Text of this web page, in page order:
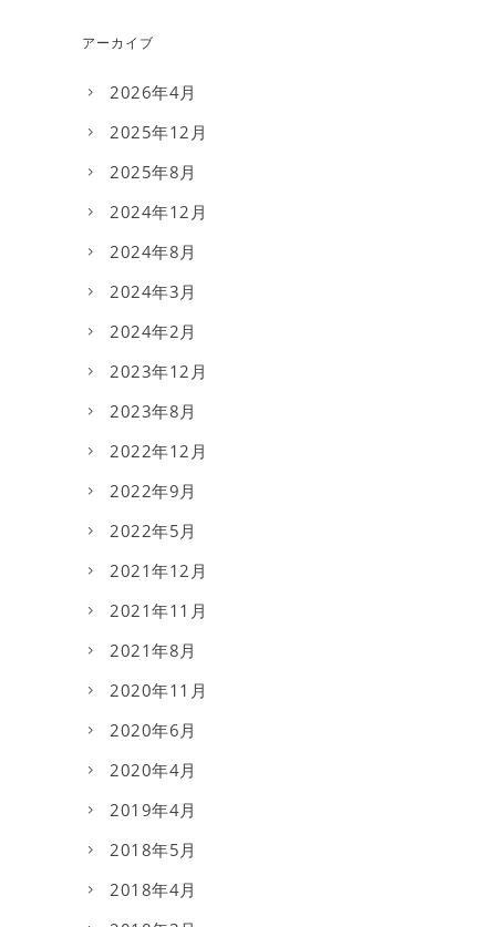
アーカイブ
2026年4月
2025年12月
2025年8月
2024年12月
2024年8月
2024年3月
2024年2月
2023年12月
2023年8月
2022年12月
2022年9月
2022年5月
2021年12月
2021年11月
2021年8月
2020年11月
2020年6月
2020年4月
2019年4月
2018年5月
2018年4月